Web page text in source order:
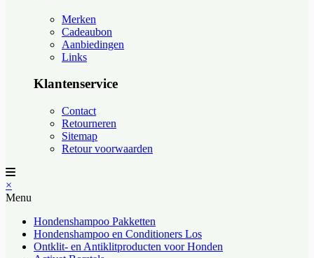
Merken
Cadeaubon
Aanbiedingen
Links
Klantenservice
Contact
Retourneren
Sitemap
Retour voorwaarden
×
Menu
Hondenshampoo Pakketten
Hondenshampoo en Conditioners Los
Ontklit- en Antiklitproducten voor Honden